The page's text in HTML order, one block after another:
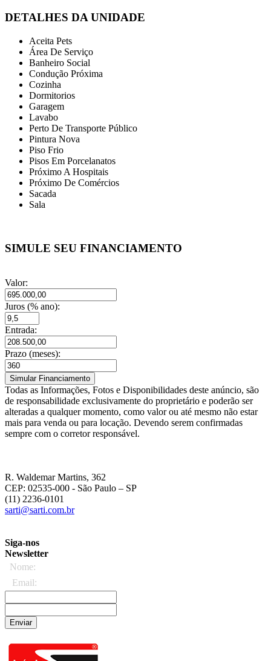
DETALHES DA UNIDADE
Aceita Pets
Área De Serviço
Banheiro Social
Condução Próxima
Cozinha
Dormitorios
Garagem
Lavabo
Perto De Transporte Público
Pintura Nova
Piso Frio
Pisos Em Porcelanatos
Próximo A Hospitais
Próximo De Comércios
Sacada
Sala
SIMULE SEU FINANCIAMENTO
Valor:
Juros (% ano):
Entrada:
Prazo (meses):
Todas as Informações, Fotos e Disponibilidades deste anúncio, são
de responsabilidade exclusivamente do proprietário e poderão ser
alteradas a qualquer momento, como valor ou até mesmo não estar
mais para venda ou para locação. Devendo serem confirmadas
sempre com o corretor responsável.
R. Waldemar Martins, 362
CEP: 02535-000 - São Paulo – SP
(11) 2236-0101
sarti@sarti.com.br
Siga-nos
Newsletter
Nome:
Email:
Enviar